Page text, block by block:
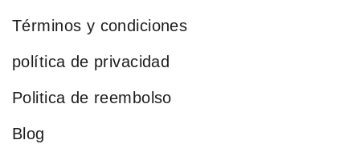
Términos y condiciones
política de privacidad
Politica de reembolso
Blog